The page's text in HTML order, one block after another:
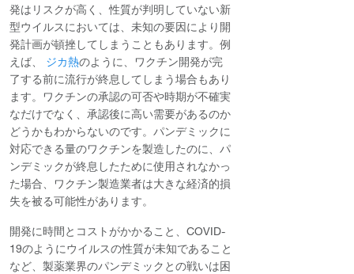
発はリスクが高く、性質が判明していない新
型ウイルスにおいては、未知の要因により開
発計画が頓挫してしまうこともあります。例
えば、 ジカ熱のように、ワクチン開発が完
了する前に流行が終息してしまう場合もあり
ます。ワクチンの承認の可否や時期が不確実
なだけでなく、承認後に高い需要があるのか
どうかもわからないのです。パンデミックに
対応できる量のワクチンを製造したのに、パ
ンデミックが終息したために使用されなかっ
た場合、ワクチン製造業者は大きな経済的損
失を被る可能性があります。
開発に時間とコストがかかること、COVID-
19のようにウイルスの性質が未知であること
など、製薬業界のパンデミックとの戦いは困